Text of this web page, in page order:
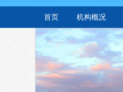
首页 机构概况